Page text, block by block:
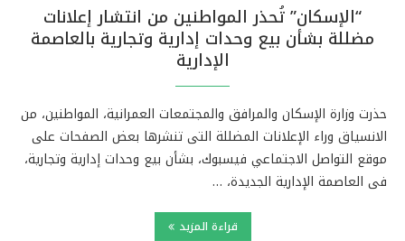
“الإسكان” تُحذر المواطنين من انتشار إعلانات
مضللة بشأن بيع وحدات إدارية وتجارية بالعاصمة
الإدارية
حذرت وزارة الإسكان والمرافق والمجتمعات العمرانية، المواطنين، من
الانسياق وراء الإعلانات المضللة التى تنشرها بعض الصفحات على
موقع التواصل الاجتماعي فيسبوك، بشأن بيع وحدات إدارية وتجارية،
فى العاصمة الإدارية الجديدة، …
قراءة المزيد